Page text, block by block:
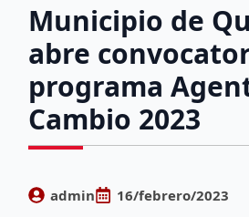
Municipio de
abre
programa
Cambio 2023
admin 16/febrero/2023